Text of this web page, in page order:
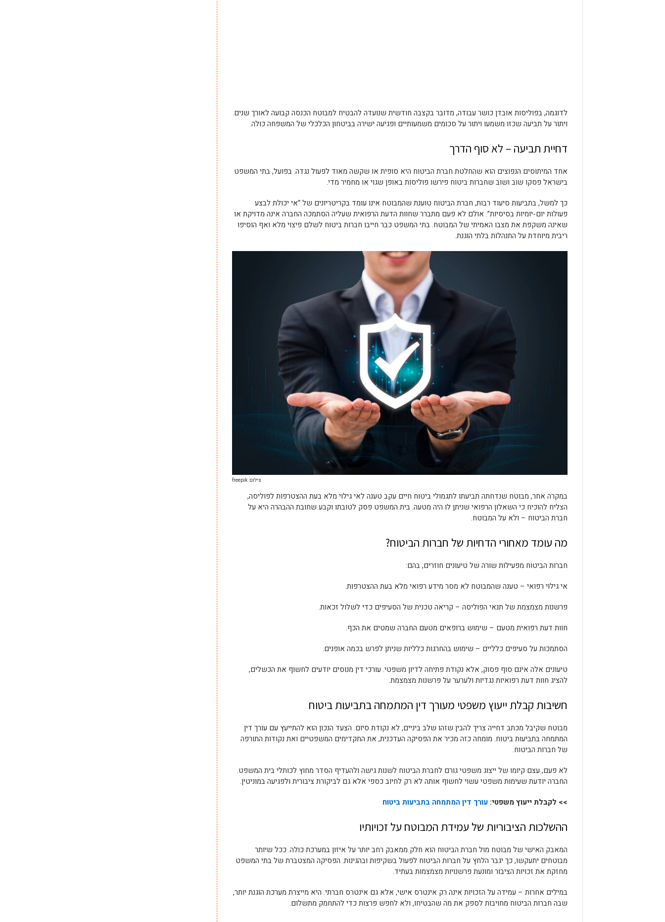
לדוגמה, בפוליסות אובדן כושר עבודה, מדובר בקצבה חודשית שנועדה להבטיח למבוטח הכנסה קבועה לאורך שנים.
ויתור על תביעה שכזו משמעו ויתור על סכומים משמעותיים ופגיעה ישירה בביטחון הכלכלי של המשפחה כולה.
דחיית תביעה – לא סוף הדרך
אחד המיתוסים הנפוצים הוא שהחלטת חברת הביטוח היא סופית או שקשה מאוד לפעול נגדה. בפועל, בתי המשפט
בישראל פסקו שוב ושוב שחברות ביטוח פירשו פוליסות באופן שגוי או מחמיר מדי.
כך למשל, בתביעות סיעוד רבות, חברת הביטוח טוענת שהמבוטח אינו עומד בקריטריונים של “אי יכולת לבצע
פעולות יום-יומיות בסיסיות”. אולם לא פעם מתברר שחוות הדעת הרפואית שעליה הסתמכה החברה אינה מדויקת או
שאינה משקפת את מצבו האמיתי של המבוטח. בתי המשפט כבר חייבו חברות ביטוח לשלם פיצוי מלא ואף הוסיפו
ריבית מיוחדת על התנהלות בלתי הוגנת.
צילום: freepik
במקרה אחר, מבוטח שנדחתה תביעתו לתגמולי ביטוח חיים עקב טענה לאי גילוי מלא בעת ההצטרפות לפוליסה,
הצליח להוכיח כי השאלון הרפואי שניתן לו היה מטעה. בית המשפט פסק לטובתו וקבע שחובת ההבהרה היא על
חברת הביטוח – ולא על המבוטח.
מה עומד מאחורי הדחיות של חברות הביטוח?
חברות הביטוח מפעילות שורה של טיעונים חוזרים, בהם:
אי גילוי רפואי – טענה שהמבוטח לא מסר מידע רפואי מלא בעת ההצטרפות.
פרשנות מצמצמת של תנאי הפוליסה – קריאה טכנית של הסעיפים כדי לשלול זכאות.
חוות דעת רפואית מטעם – שימוש ברופאים מטעם החברה שמטים את הכף.
הסתמכות על סעיפים כלליים – שימוש בהחרגות כלליות שניתן לפרש בכמה אופנים.
טיעונים אלה אינם סוף פסוק, אלא נקודת פתיחה לדיון משפטי. עורכי דין מנוסים יודעים לחשוף את הכשלים,
להציג חוות דעת רפואיות נגדיות ולערער על פרשנות מצמצמת.
חשיבות קבלת ייעוץ משפטי מעורך דין המתמחה בתביעות ביטוח
מבוטח שקיבל מכתב דחייה צריך להבין שזהו שלב ביניים, לא נקודת סיום. הצעד הנכון הוא להתייעץ עם עורך דין
המתמחה בתביעות ביטוח. מומחה כזה מכיר את הפסיקה העדכנית, את התקדימים המשפטיים ואת נקודות התורפה
של חברות הביטוח.
לא פעם, עצם קיומו של ייצוג משפטי גורם לחברת הביטוח לשנות גישה ולהעדיף הסדר מחוץ לכותלי בית המשפט.
החברה יודעת שעימות משפטי עשוי לחשוף אותה לא רק לחיוב כספי אלא גם לביקורת ציבורית ולפגיעה במוניטין.
>> לקבלת ייעוץ משפטי:עורך דין המתמחה בתביעות ביטוח
ההשלכות הציבוריות של עמידת המבוטח על זכויותיו
המאבק האישי של מבוטח מול חברת הביטוח הוא חלק ממאבק רחב יותר על איזון במערכת כולה. ככל שיותר
מבוטחים יתעקשו, כך יגבר הלחץ על חברות הביטוח לפעול בשקיפות ובהגינות. הפסיקה המצטברת של בתי המשפט
מחזקת את זכויות הציבור ומונעת פרשנויות מצמצמות בעתיד.
במילים אחרות – עמידה על הזכויות אינה רק אינטרס אישי, אלא גם אינטרס חברתי. היא מייצרת מערכת הוגנת יותר,
שבה חברות הביטוח מחויבות לספק את מה שהבטיחו, ולא לחפש פרצות כדי להתחמק מתשלום.